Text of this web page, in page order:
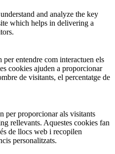
and analyze the key
which helps in delivering a
entendre com interactuen els
cookies ajuden a proporcionar
de visitants, el percentatge de
per proporcionar als visitants
rellevants. Aquestes cookies fan
de llocs web i recopilen
personalitzats.